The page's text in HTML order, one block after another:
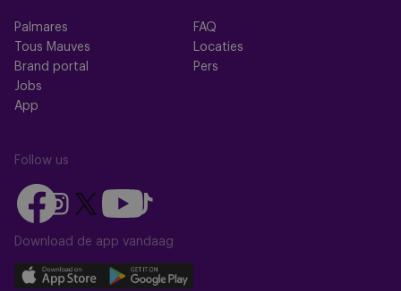
Palmares
Tous Mauves
Brand portal
Jobs
App
FAQ
Locaties
Pers
Follow us
Follow
us
on
Follow
us
on
Instagram
Follow
on
X
Follow
us
on
Follow
us
on
TikTok
Download de app vandaag
Download
Download